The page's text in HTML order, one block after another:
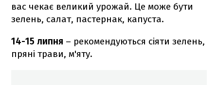
вас чекає великий урожай. Це може бути
зелень, салат, пастернак, капуста.
14-15 липня – рекомендуються сіяти зелень,
пряні трави, м'яту.